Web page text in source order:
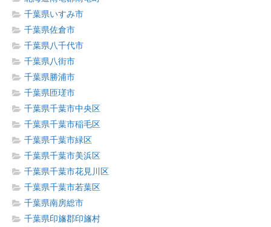
千葉県いすみ市
千葉県佐倉市
千葉県八千代市
千葉県八街市
千葉県勝浦市
千葉県匝瑳市
千葉県千葉市中央区
千葉県千葉市稲毛区
千葉県千葉市緑区
千葉県千葉市美浜区
千葉県千葉市花見川区
千葉県千葉市若葉区
千葉県南房総市
千葉県印旛郡印旛村